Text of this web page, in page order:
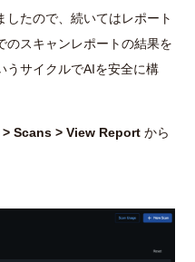
したので、続いてはレポート
のスキャンレポートの結果を
うサイクルでAIを安全に構
Scans > View Report から